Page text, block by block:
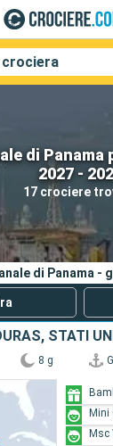
di
2027 -
17 crociere
crociera
criteri di ricerca:
di Panama -
STATI
8 g
Mini
Msc